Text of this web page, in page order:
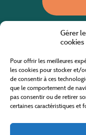
Gérer
cookies
Pour offrir les meilleures
les cookies pour stocker et/
de consentir à ces
que le comportement de
pas consentir ou de retirer
certaines caractéristiques et
Site internet cofinancé par